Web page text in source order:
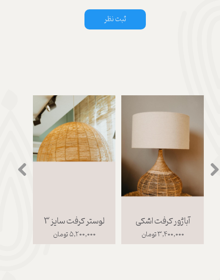
ثبت نظر
لوستر کرفت سایز 3
۵,۲۰۰,۰۰۰ تومان
آباژور کرفت اشکی
۳,۴۰۰,۰۰۰ تومان